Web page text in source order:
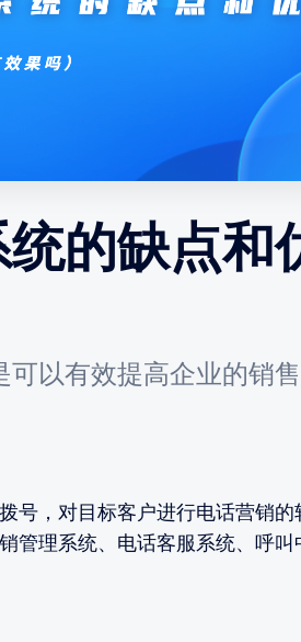
的缺点和
以有效提高企业的销
号，对目标客户进行电话营销的
管理系统、电话客服系统、呼叫